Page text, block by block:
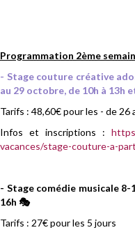
Programmation 2ème
- Stage couture créative
au 29 octobre, de 10h à 13h
Tarifs : 48,60€ pour les - de 26
Infos et inscriptions :
vacances/stage-couture-a-
- Stage comédie musicale 8-
16h 🎭
Tarifs : 27€ pour les 5 jours